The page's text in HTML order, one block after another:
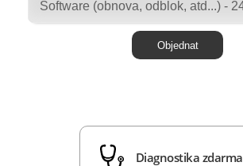
Diagnostika zdarma